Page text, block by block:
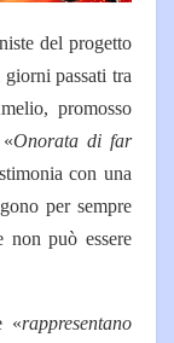
del progetto
passati tra
promosso
Onorata di far
con una
per sempre
non può essere
«rappresentano